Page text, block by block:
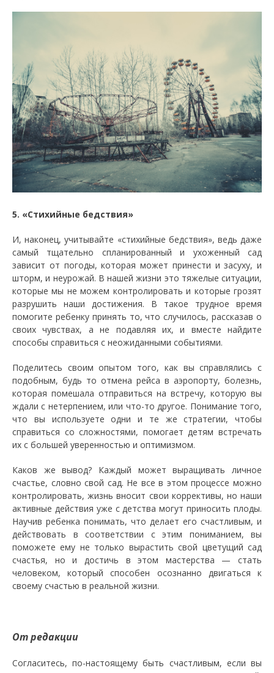
5. «Стихийные бедствия»
И, наконец, учитывайте «стихийные бедствия», ведь даже
самый тщательно спланированный и ухоженный сад
зависит от погоды, которая может принести и засуху, и
шторм, и неурожай. В нашей жизни это тяжелые ситуации,
которые мы не можем контролировать и которые грозят
разрушить наши достижения. В такое трудное время
помогите ребенку принять то, что случилось, рассказав о
своих чувствах, а не подавляя их, и вместе найдите
способы справиться с неожиданными событиями.
Поделитесь своим опытом того, как вы справлялись с
подобным, будь то отмена рейса в аэропорту, болезнь,
которая помешала отправиться на встречу, которую вы
ждали с нетерпением, или что-то другое. Понимание того,
что вы используете одни и те же стратегии, чтобы
справиться со сложностями, помогает детям встречать
их с большей уверенностью и оптимизмом.
Каков же вывод? Каждый может выращивать личное
счастье, словно свой сад. Не все в этом процессе можно
контролировать, жизнь вносит свои коррективы, но наши
активные действия уже с детства могут приносить плоды.
Научив ребенка понимать, что делает его счастливым, и
действовать в соответствии с этим пониманием, вы
поможете ему не только вырастить свой цветущий сад
счастья, но и достичь в этом мастерства — стать
человеком, который способен осознанно двигаться к
своему счастью в реальной жизни.
От редакции
Согласитесь, по-настоящему быть счастливым, если вы